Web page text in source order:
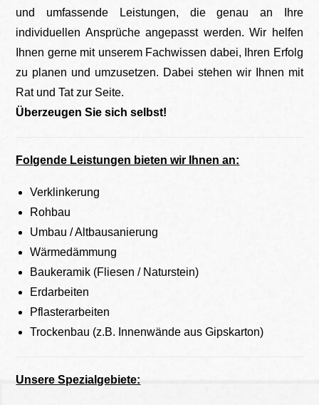
und umfassende Leistungen, die genau an Ihre
individuellen Ansprüche angepasst werden. Wir helfen
Ihnen gerne mit unserem Fachwissen dabei, Ihren Erfolg
zu planen und umzusetzen. Dabei stehen wir Ihnen mit
Rat und Tat zur Seite.
Überzeugen Sie sich selbst!
Folgende Leistungen bieten wir Ihnen an:
Verklinkerung
Rohbau
Umbau / Altbausanierung
Wärmedämmung
Baukeramik (Fliesen / Naturstein)
Erdarbeiten
Pflasterarbeiten
Trockenbau (z.B. Innenwände aus Gipskarton)
Unsere Spezialgebiete: